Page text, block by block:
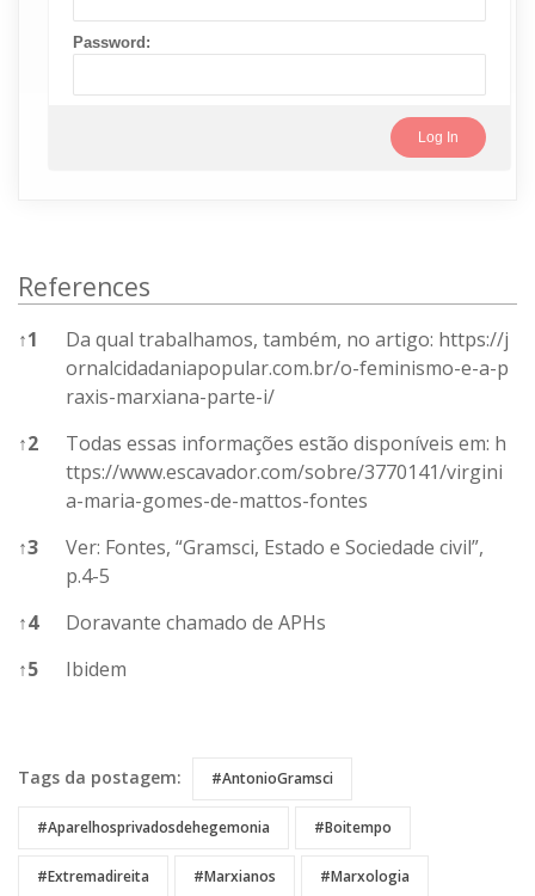
Password:
References
↑1 Da qual trabalhamos, também, no artigo: https://j
ornalcidadaniapopular.com.br/o-feminismo-e-a-p
raxis-marxiana-parte-i/
↑2 Todas essas informações estão disponíveis em: h
ttps://www.escavador.com/sobre/3770141/virgini
a-maria-gomes-de-mattos-fontes
↑3
Ver: Fontes, “Gramsci, Estado e Sociedade civil”,
p.4-5
↑4
Doravante chamado de APHs
↑5 Ibidem
Tags da postagem: #AntonioGramsci
#aparelhosprivadosdehegemonia #Boitempo
#extremadireita #marxianos #marxologia